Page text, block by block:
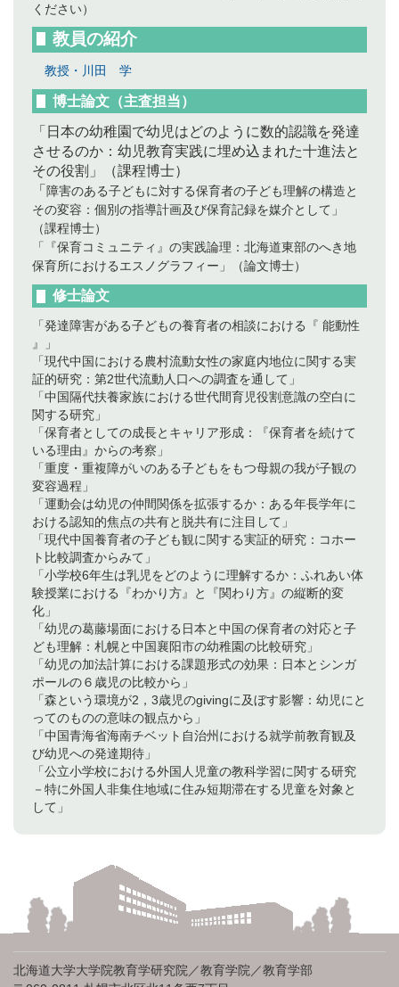
ください）
教員の紹介
教授・川田 学
博士論文（主査担当）
「日本の幼稚園で幼児はどのように数的認識を発達
させるのか：幼児教育実践に埋め込まれた十進法と
その役割」（課程博士）
「 障害のある子どもに対する保育者の子ども理解の構造と
その変容：個別の指導計画及び保育記録を媒介として」
（課程博士）
「『保育コミュニティ』の実践論理：北海道東部のへき地
保育所におけるエスノグラフィー」（論文博士）
修士論文
「発達障害がある子どもの養育者の相談における『 能動性
』」
「現代中国における農村流動女性の家庭内地位に関する実
証的研究：第2世代流動人口への調査を通して」
「中国隔代扶養家族における世代間育児役割意識の空白に
関する研究」
「保育者としての成長とキャリア形成：『保育者を続けて
いる理由』からの考察」
「重度・重複障がいのある子どもをもつ母親の我が子観の
変容過程」
「運動会は幼児の仲間関係を拡張するか：ある年長学年に
おける認知的焦点の共有と脱共有に注目して」
「現代中国養育者の子ども観に関する実証的研究：コホー
ト比較調査からみて」
「小学校6年生は乳児をどのように理解するか：ふれあい体
験授業における『わかり方』と『関わり方』の縦断的変
化」
「幼児の葛藤場面における日本と中国の保育者の対応と子
ども理解：札幌と中国襄阳市の幼稚園の比較研究」
「幼児の加法計算における課題形式の効果：日本とシンガ
ポールの６歳児の比較から」
「森という環境が2，3歳児のgivingに及ぼす影響：幼児にと
ってのものの意味の観点から」
「中国青海省海南チベット自治州における就学前教育観及
び幼児への発達期待」
「公立小学校における外国人児童の教科学習に関する研究
－特に外国人非集住地域に住み短期滞在する児童を対象と
して」
北海道大学大学院教育学研究院／教育学院／教育学部